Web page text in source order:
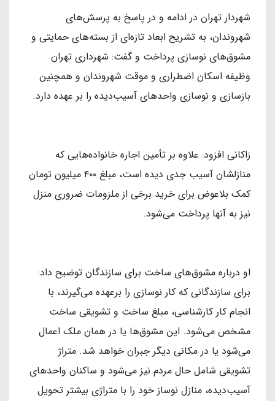
شهردار تهران در ادامه و در پاسخ به پرسش‌های
شهروندان، به تشریح ابعاد تازه‌ای از بسته‌های حمایتی و
مشوق‌های نوسازی پرداخت و گفت: شهرداری تهران
وظیفه اسکان اضطراری و موقت شهروندان و همچنین
بازسازی و نوسازی واحدهای آسیب‌دیده را بر عهده دارد.
زاکانی افزود: علاوه بر تأمین اجاره خانواده‌هایی که
منازلشان آسیب جدی دیده است، مبلغ ۴۰۰ میلیون تومان
کمک بلاعوض برای خرید برخی از ملزومات ضروری منزل
نیز به آنها پرداخت می‌شود.
او درباره مشوق‌های ساخت برای سازندگان توضیح داد:
برای سازندگانی که کار نوسازی را برعهده می‌گیرند، با
انجام کار کارشناسی، مبلغ ساخت و تشویقی ساخت
مشخص می‌شود. این مشوق‌ها یا در همان ملک اعمال
می‌شود یا در مکانی دیگر جبران خواهد شد. متراژ
تشویقی شامل حال مردم نیز می‌شود و ساکنان واحدهای
آسیب‌دیده، منازل نوساز خود را با متراژی بیشتر تحویل